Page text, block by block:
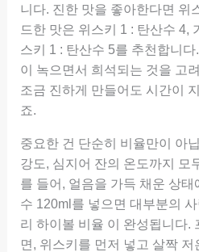
니다. 진한 맛을 좋아한다면 위
드한 맛은 위스키 1 : 탄산수 4,
스키 1 : 탄산수 5를 추천합니
이 녹으면서 희석되는 것을 고
조금 진하게 만들어도 시간이
죠.
중요한 건 단순히 비율만이 아
강도, 심지어 잔의 온도까지 모
를 들어, 얼음을 가득 채운 상
수 120ml를 넣으면 대부분의
리 하이볼 비율 이 완성됩니다.
면, 위스키를 먼저 넣고 살짝